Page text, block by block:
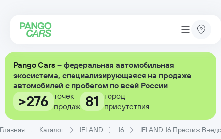
Pango Cars – федеральная автомобильная
экосистема, специализирующаяся на продаже
автомобилей с пробегом по всей России
>276 точек
продаж 81
город
присутствия
Главная Каталог JELAND J6 JELAND J6 Престиж